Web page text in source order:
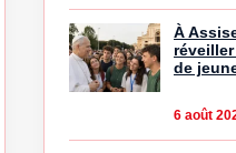
À
de
6 août